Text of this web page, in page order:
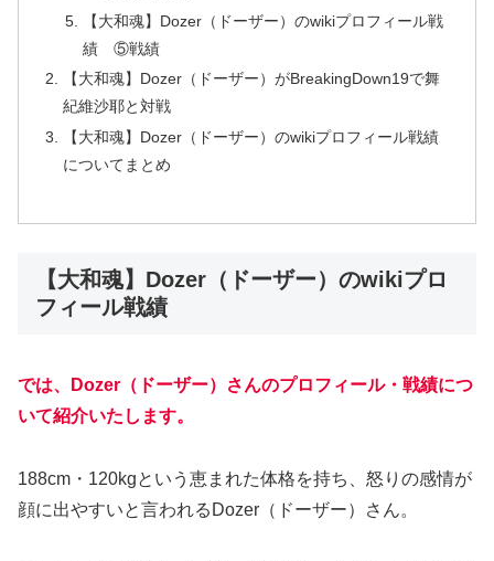
【大和魂】Dozer（ドーザー）のwikiプロフィール戦
績 ⑤戦績
【大和魂】Dozer（ドーザー）がBreakingDown19で舞
紀維沙耶と対戦
【大和魂】Dozer（ドーザー）のwikiプロフィール戦績
についてまとめ
【大和魂】Dozer（ドーザー）のwikiプロ
フィール戦績
では、Dozer（ドーザー）さんのプロフィール・戦績につ
いて紹介いたします。
188cm・120kgという恵まれた体格を持ち、怒りの感情が
顔に出やすいと言われるDozer（ドーザー）さん。